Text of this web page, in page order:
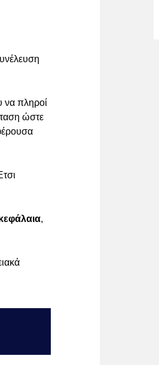
να πληροί
ώστε
,